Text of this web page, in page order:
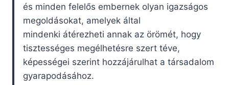
és minden felelős embernek olyan igazságos
megoldásokat, amelyek által
mindenki átérezheti annak az örömét, hogy
tisztességes megélhetésre szert téve,
képességei szerint hozzájárulhat a társadalom
gyarapodásához.